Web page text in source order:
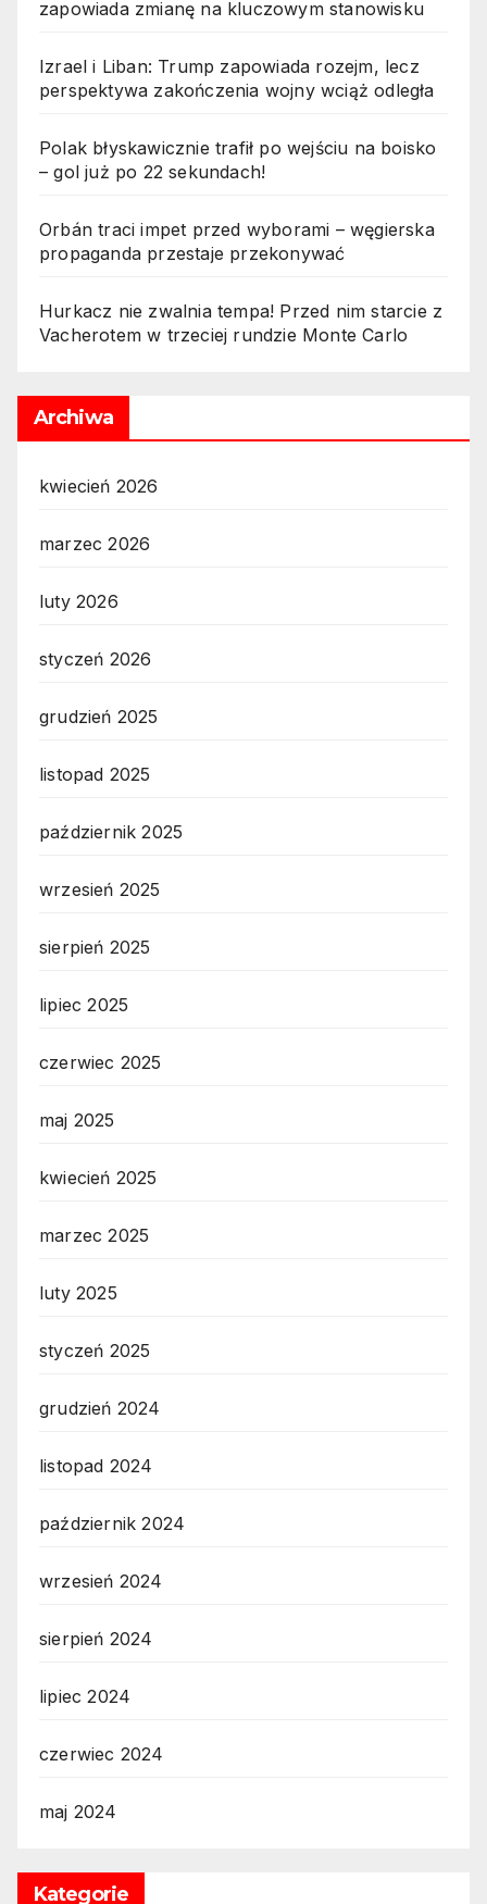
zapowiada zmianę na kluczowym stanowisku
Izrael i Liban: Trump zapowiada rozejm, lecz
perspektywa zakończenia wojny wciąż odległa
Polak błyskawicznie trafił po wejściu na boisko
– gol już po 22 sekundach!
Orbán traci impet przed wyborami – węgierska
propaganda przestaje przekonywać
Hurkacz nie zwalnia tempa! Przed nim starcie z
Vacherotem w trzeciej rundzie Monte Carlo
Archiwa
kwiecień 2026
marzec 2026
luty 2026
styczeń 2026
grudzień 2025
listopad 2025
październik 2025
wrzesień 2025
sierpień 2025
lipiec 2025
czerwiec 2025
maj 2025
kwiecień 2025
marzec 2025
luty 2025
styczeń 2025
grudzień 2024
listopad 2024
październik 2024
wrzesień 2024
sierpień 2024
lipiec 2024
czerwiec 2024
maj 2024
Kategorie